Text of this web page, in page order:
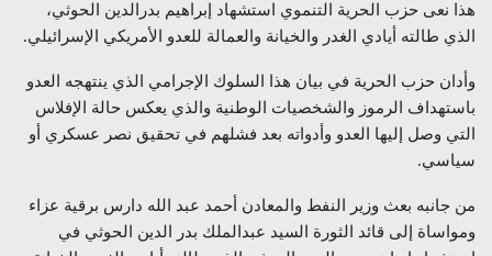
هذا نعى حزب الحرية التنموي استشهاد إبراهيم بدرالدين الحوثي،
الذي طالته أيادي الغدر والخيانة والعمالة للعدو الأمريكي الإسرائيلي.
وأدان حزب الحرية في بيان هذا السلوك الإجرامي الذي ينتهجه العدو
باستهداف الرموز والشخصيات الوطنية والذي يعكس حالة الإفلاس
التي وصل إليها العدو وأدواته بعد فشلهم في تحقيق نصر عسكري أو
سياسي.
من جانبه بعث وزير النفط والمعادن أحمد عبد الله دارس برقية عزاء
ومواساة إلى قائد الثورة السيد عبدالملك بدر الدين الحوثي في